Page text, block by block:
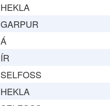
HEKLA
GARPUR
Á
ÍR
SELFOSS
HEKLA